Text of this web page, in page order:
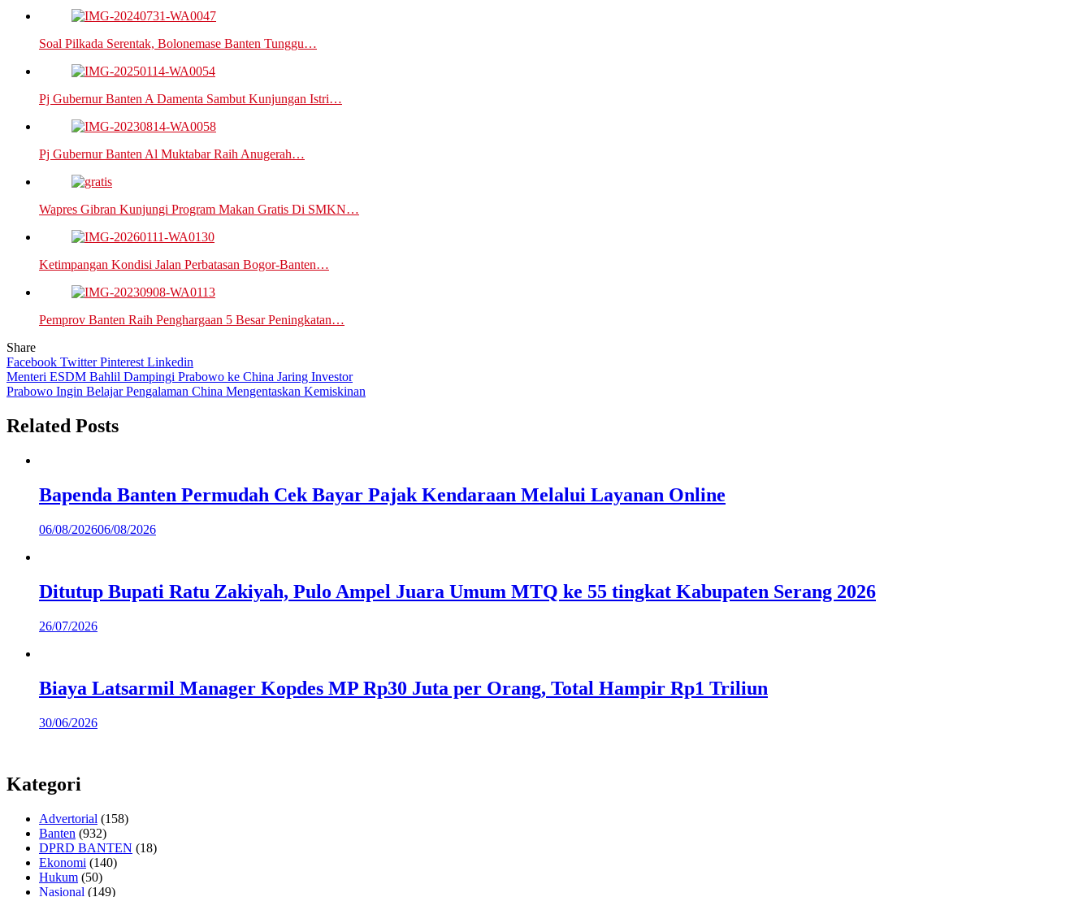
Soal Pilkada Serentak, Bolonemase Banten Tunggu…
Pj Gubernur Banten A Damenta Sambut Kunjungan Istri…
Pj Gubernur Banten Al Muktabar Raih Anugerah…
Wapres Gibran Kunjungi Program Makan Gratis Di SMKN…
Ketimpangan Kondisi Jalan Perbatasan Bogor-Banten…
Pemprov Banten Raih Penghargaan 5 Besar Peningkatan…
Share
Facebook TwitterPinterest Linkedin
Navigasi
pos
Menteri ESDM Bahlil Dampingi Prabowo ke China Jaring Investor
Prabowo Ingin Belajar Pengalaman China Mengentaskan Kemiskinan
Related Posts
Bapenda Banten Permudah Cek Bayar Pajak Kendaraan Melalui Layanan Online
06/08/202606/08/2026
Ditutup Bupati Ratu Zakiyah, Pulo Ampel Juara Umum MTQ ke 55 tingkat Kabupaten Serang 2026
26/07/2026
Biaya Latsarmil Manager Kopdes MP Rp30 Juta per Orang, Total Hampir Rp1 Triliun
30/06/2026
Kategori
Advertorial (158)
Banten (932)
DPRD BANTEN (18)
Ekonomi (140)
Hukum (50)
Nasional (149)